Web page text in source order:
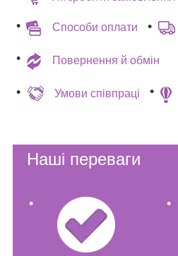
Способи оплати
Повернення й обмін
Умови співпраці
Наші переваги